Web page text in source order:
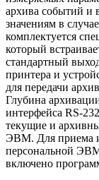
архива событий и
значениям в
комплектуется
который
стандартный
принтера и
для передачи
Глубина
интерфейса RS-
текущие и
ЭВМ. Для приема
персональной
включено